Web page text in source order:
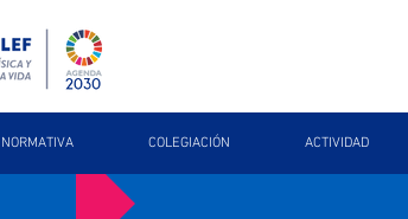
NORMATIVA COLEGIACIÓN ACTIVIDAD